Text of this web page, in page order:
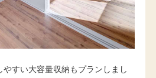
すい大容量収納もプランしまし